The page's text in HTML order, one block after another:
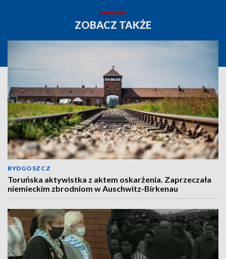
ZOBACZ TAKŻE
BYDGOSZCZ
Toruńska aktywistka z aktem oskarżenia. Zaprzeczała
niemieckim zbrodniom w Auschwitz-Birkenau